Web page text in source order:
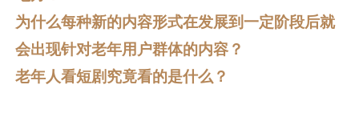
为什么每种新的内容形式在发展到一定阶段后就
会出现针对老年用户群体的内容？
老年人看短剧究竟看的是什么？